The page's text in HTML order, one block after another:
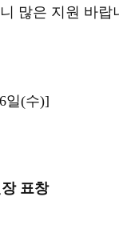
많은 지원 바랍
일(수)]
표창